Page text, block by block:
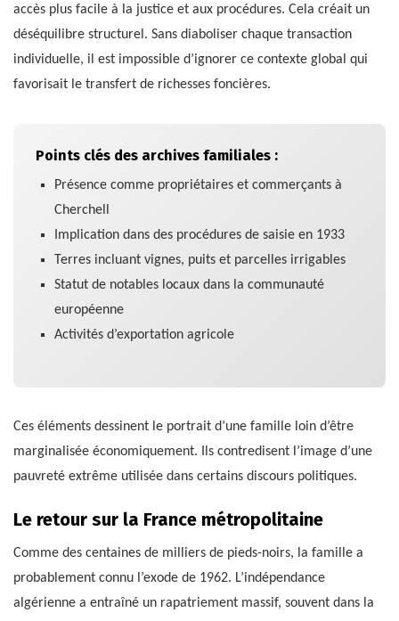
accès plus facile à la justice et aux procédures. Cela créait un
déséquilibre structurel. Sans diaboliser chaque transaction
individuelle, il est impossible d’ignorer ce contexte global qui
favorisait le transfert de richesses foncières.
Points clés des archives familiales :
Présence comme propriétaires et commerçants à
Cherchell
Implication dans des procédures de saisie en 1933
Terres incluant vignes, puits et parcelles irrigables
Statut de notables locaux dans la communauté
européenne
Activités d’exportation agricole
Ces éléments dessinent le portrait d’une famille loin d’être
marginalisée économiquement. Ils contredisent l’image d’une
pauvreté extrême utilisée dans certains discours politiques.
Le retour sur la France métropolitaine
Comme des centaines de milliers de pieds-noirs, la famille a
probablement connu l’exode de 1962. L’indépendance
algérienne a entraîné un rapatriement massif, souvent dans la